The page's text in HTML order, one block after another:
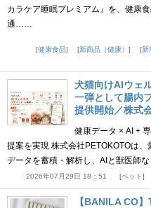
カラケア睡眠プレミアム』を、健康
通……
健康食品
新商品（健康） 新
犬猫向けAIウェ
一弾として腸内
提供開始／株式
健康データ × AI +
提案を実現 株式会社PETOKOTOは
データを蓄積・解析し、AIと獣医師
2026年07月29日 18：51 ペット
【BANILA CO